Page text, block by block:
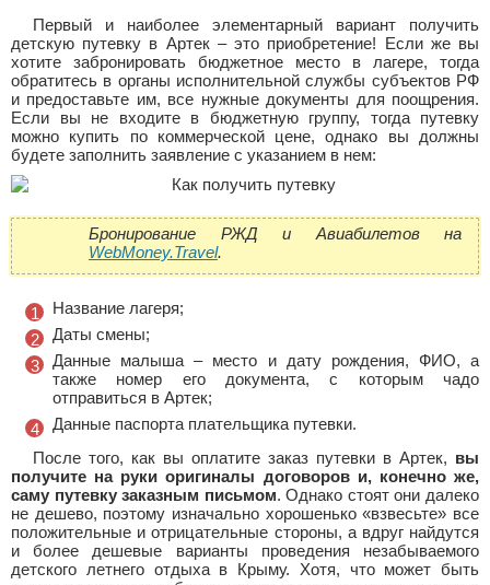
Первый и наиболее элементарный вариант получить
детскую путевку в Артек – это приобретение! Если же вы
хотите забронировать бюджетное место в лагере, тогда
обратитесь в органы исполнительной службы субъектов РФ
и предоставьте им, все нужные документы для поощрения.
Если вы не входите в бюджетную группу, тогда путевку
можно купить по коммерческой цене, однако вы должны
будете заполнить заявление с указанием в нем:
Бронирование РЖД и Авиабилетов на
WebMoney.Travel.
Название лагеря;
Даты смены;
Данные малыша – место и дату рождения, ФИО, а
также номер его документа, с которым чадо
отправиться в Артек;
Данные паспорта плательщика путевки.
После того, как вы оплатите заказ путевки в Артек, вы
получите на руки оригиналы договоров и, конечно же,
саму путевку заказным письмом. Однако стоят они далеко
не дешево, поэтому изначально хорошенько «взвесьте» все
положительные и отрицательные стороны, а вдруг найдутся
и более дешевые варианты проведения незабываемого
детского летнего отдыха в Крыму. Хотя, что может быть